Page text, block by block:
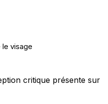
le visage
critique présente sur